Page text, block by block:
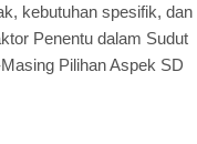
kebutuhan spesifik, dan
Penentu dalam Sudut
Pilihan Aspek SD